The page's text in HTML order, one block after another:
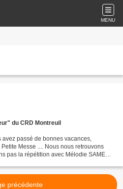
MENU
du CRD Montreuil
avez passé de bonnes vacances,
Messe .... Nous nous retrouvons
pas la répétition avec Mélodie SAMEDI
précédente